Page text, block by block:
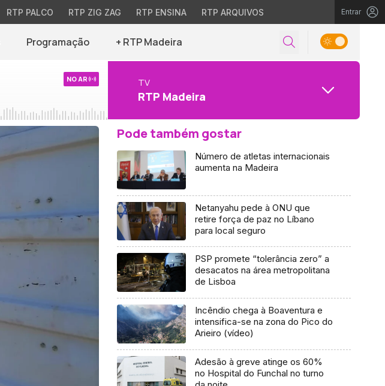
RTP PALCO RTP ZIG ZAG RTP ENSINA RTP ARQUIVOS Entrar
Programação + RTP Madeira
NO AR TV
RTP Madeira
Pode também gostar
Número de atletas internacionais
aumenta na Madeira
Netanyahu pede à ONU que
retire força de paz no Líbano
para local seguro
PSP promete “tolerância zero” a
desacatos na área metropolitana
de Lisboa
Incêndio chega à Boaventura e
intensifica-se na zona do Pico do
Arieiro (vídeo)
Adesão à greve atinge os 60%
no Hospital do Funchal no turno